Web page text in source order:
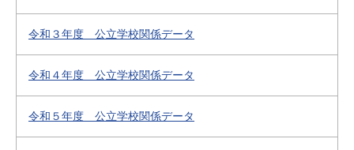
令和３年度 公立学校関係データ
令和４年度 公立学校関係データ
令和５年度 公立学校関係データ